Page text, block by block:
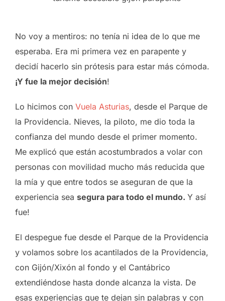
No voy a mentiros: no tenía ni idea de lo que me
esperaba. Era mi primera vez en parapente y
decidí hacerlo sin prótesis para estar más cómoda.
¡Y fue la mejor decisión!
Lo hicimos con Vuela Asturias, desde el Parque de
la Providencia. Nieves, la piloto, me dio toda la
confianza del mundo desde el primer momento.
Me explicó que están acostumbrados a volar con
personas con movilidad mucho más reducida que
la mía y que entre todos se aseguran de que la
experiencia sea segura para todo el mundo. Y así
fue!
El despegue fue desde el Parque de la Providencia
y volamos sobre los acantilados de la Providencia,
con Gijón/Xixón al fondo y el Cantábrico
extendiéndose hasta donde alcanza la vista. De
esas experiencias que te dejan sin palabras y con